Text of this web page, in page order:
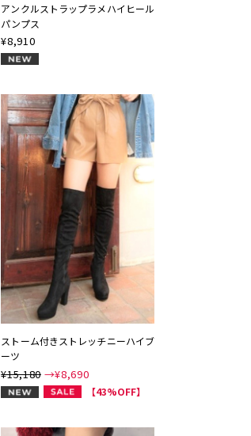
アンクルストラップラメハイヒール
パンプス
¥8,910
ストーム付きストレッチニーハイブ
ーツ
¥15,180 →¥8,690
NEW 【43%OFF】